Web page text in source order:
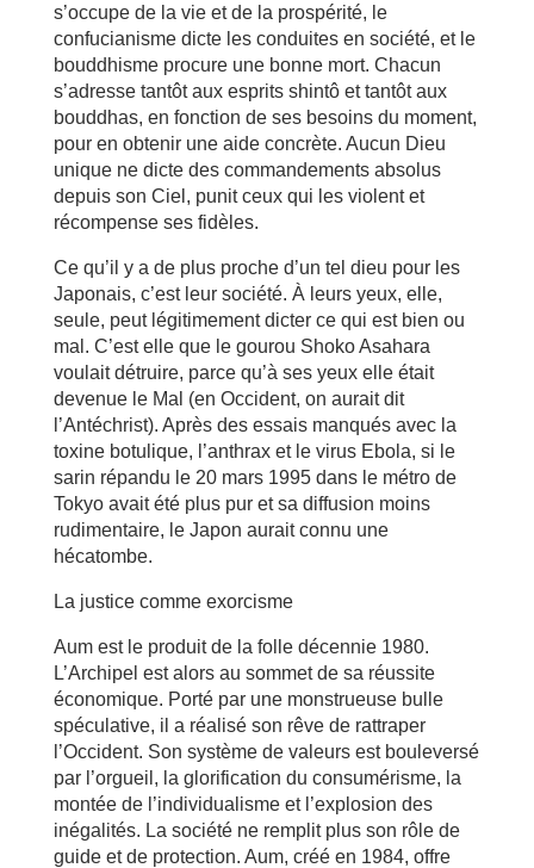
s’occupe de la vie et de la prospérité, le
confucianisme dicte les conduites en société, et le
bouddhisme procure une bonne mort. Chacun
s’adresse tantôt aux esprits shintô et tantôt aux
bouddhas, en fonction de ses besoins du moment,
pour en obtenir une aide concrète. Aucun Dieu
unique ne dicte des commandements absolus
depuis son Ciel, punit ceux qui les violent et
récompense ses fidèles.
Ce qu’il y a de plus proche d’un tel dieu pour les
Japonais, c’est leur société. À leurs yeux, elle,
seule, peut légitimement dicter ce qui est bien ou
mal. C’est elle que le gourou Shoko Asahara
voulait détruire, parce qu’à ses yeux elle était
devenue le Mal (en Occident, on aurait dit
l’Antéchrist). Après des essais manqués avec la
toxine botulique, l’anthrax et le virus Ebola, si le
sarin répandu le 20 mars 1995 dans le métro de
Tokyo avait été plus pur et sa diffusion moins
rudimentaire, le Japon aurait connu une
hécatombe.
La justice comme exorcisme
Aum est le produit de la folle décennie 1980.
L’Archipel est alors au sommet de sa réussite
économique. Porté par une monstrueuse bulle
spéculative, il a réalisé son rêve de rattraper
l’Occident. Son système de valeurs est bouleversé
par l’orgueil, la glorification du consumérisme, la
montée de l’individualisme et l’explosion des
inégalités. La société ne remplit plus son rôle de
guide et de protection. Aum, créé en 1984, offre